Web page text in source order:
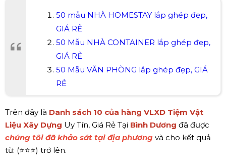
50 mẫu NHÀ HOMESTAY lắp ghép đẹp,
GIÁ RẺ
50 Mẫu NHÀ CONTAINER lắp ghép đẹp,
GIÁ RẺ
50 Mẫu VĂN PHÒNG lắp ghép đẹp, GIÁ
RẺ
Trên đây là Danh sách 10 của hàng VLXD Tiệm Vật
Liệu Xây Dựng Uy Tín, Giá Rẻ Tại Bình Dương đã được
chúng tôi đã khảo sát tại địa phương và cho kết quả
từ: (⭐⭐⭐) trở lên.